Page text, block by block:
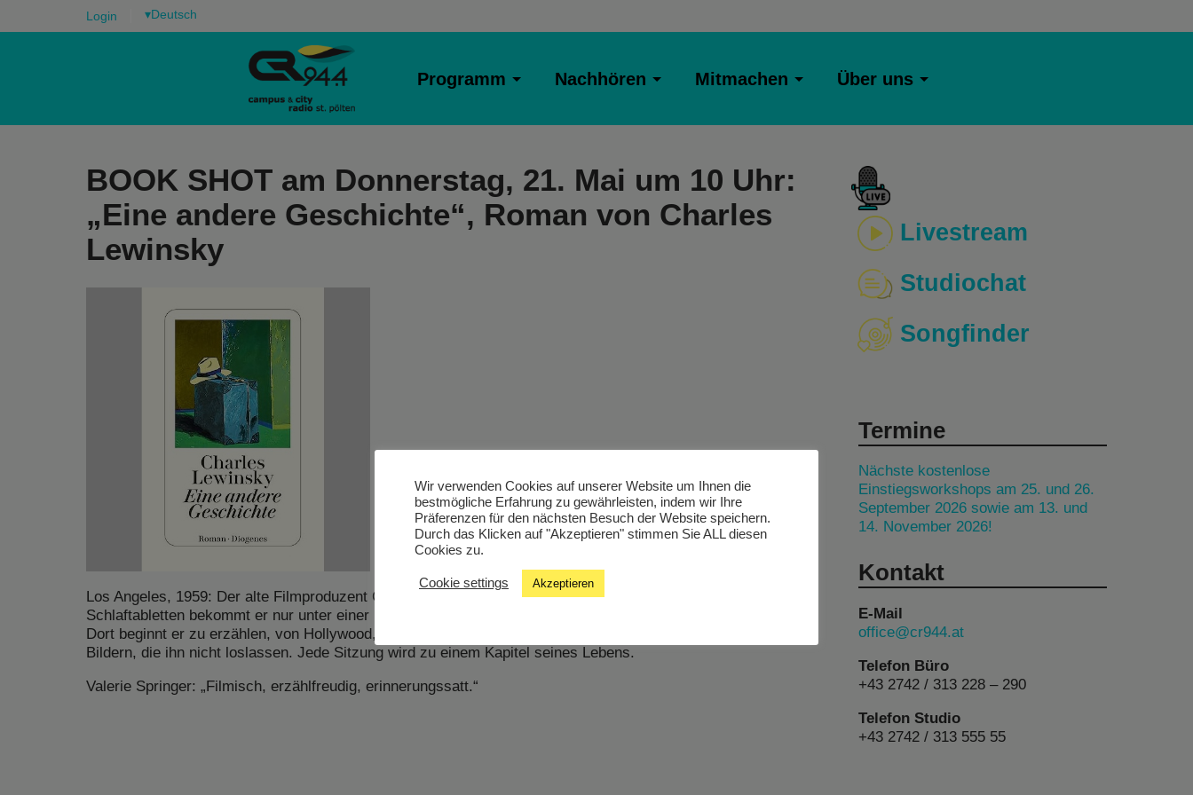
Login ▾
Programm Nachhören Mitmachen Über uns
BOOK SHOT am Donnerstag, 21. Mai um 10 Uhr:
„Eine andere Geschichte“, Roman von Charles
Lewinsky
Los Angeles, 1959: Der alte Filmproduzent Curtis Melnitz kann nicht schlafen. Albträume verfolgen ihn,
Schlaftabletten bekommt er nur unter einer Bedingung: Er muss regelmäßig zu einem Psychoanalytiker gehen.
Dort beginnt er zu erzählen, von Hollywood, Berlin, der frühen Filmindustrie, von Flucht, Erinnerung und den
Bildern, die ihn nicht loslassen. Jede Sitzung wird zu einem Kapitel seines Lebens.
Valerie Springer: „Filmisch, erzählfreudig, erinnerungssatt.“
Livestream
Studiochat
Songfinder
Termine
Nächste kostenlose
Einstiegsworkshops am 25. und 26.
September 2026 sowie am 13. und
14. November 2026!
Kontakt
E-Mail
office@cr944.at
Telefon Büro
+43 2742 / 313 228 – 290
Telefon Studio
+43 2742 / 313 555 55
Wir verwenden Cookies auf unserer Website um Ihnen die
bestmögliche Erfahrung zu gewährleisten, indem wir Ihre
Präferenzen für den nächsten Besuch der Website speichern.
Durch das Klicken auf "Akzeptieren" stimmen Sie ALL diesen
Cookies zu.
Cookie settings Akzeptieren